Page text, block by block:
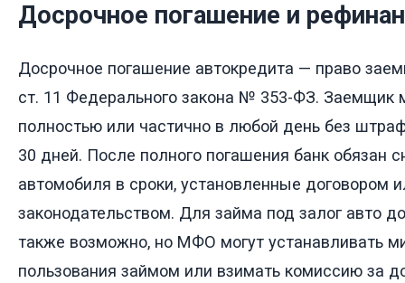
Досрочное погашение и
Досрочное погашение автокредита — право
ст. 11 Федерального закона № 353-ФЗ. Заемщик
полностью или частично в любой день без
30 дней. После полного погашения банк обязан
автомобиля в сроки, установленные договором
законодательством. Для займа под залог авто
также возможно, но МФО могут устанавливать
пользования займом или взимать комиссию за